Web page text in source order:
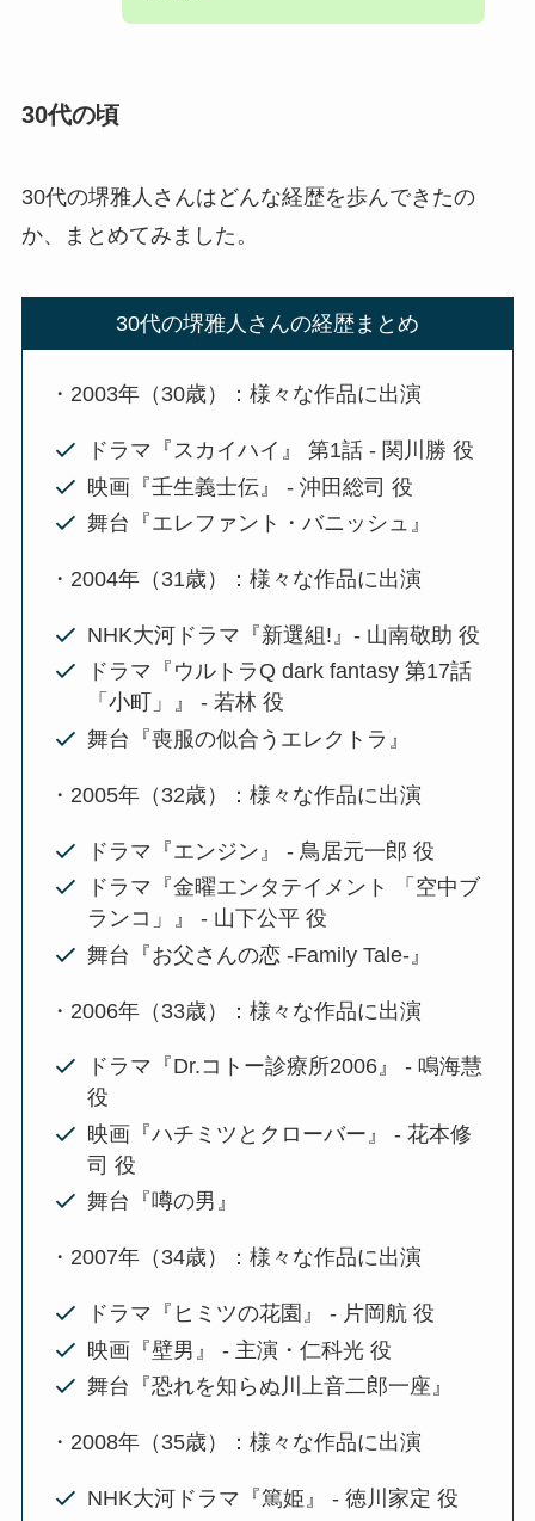
30代の頃
30代の堺雅人さんはどんな経歴を歩んできたの
か、まとめてみました。
30代の堺雅人さんの経歴まとめ
・2003年（30歳）：様々な作品に出演
ドラマ『スカイハイ』 第1話 - 関川勝 役
映画『壬生義士伝』 - 沖田総司 役
舞台『エレファント・バニッシュ』
・2004年（31歳）：様々な作品に出演
NHK大河ドラマ『新選組!』- 山南敬助 役
ドラマ『ウルトラQ dark fantasy 第17話
「小町」』 - 若林 役
舞台『喪服の似合うエレクトラ』
・2005年（32歳）：様々な作品に出演
ドラマ『エンジン』 - 鳥居元一郎 役
ドラマ『金曜エンタテイメント 「空中ブ
ランコ」』 - 山下公平 役
舞台『お父さんの恋 -Family Tale-』
・2006年（33歳）：様々な作品に出演
ドラマ『Dr.コトー診療所2006』 - 鳴海慧
役
映画『ハチミツとクローバー』 - 花本修
司 役
舞台『噂の男』
・2007年（34歳）：様々な作品に出演
ドラマ『ヒミツの花園』 - 片岡航 役
映画『壁男』 - 主演・仁科光 役
舞台『恐れを知らぬ川上音二郎一座』
・2008年（35歳）：様々な作品に出演
NHK大河ドラマ『篤姫』 - 徳川家定 役